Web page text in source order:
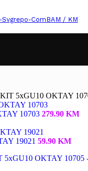
BAM / KM
5xGU10 OKTAY
10703 279.90 KM
19021 59.90 KM